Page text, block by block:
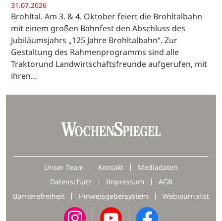
31.07.2026
Brohltal. Am 3. & 4. Oktober feiert die Brohltalbahn
mit einem großen Bahnfest den Abschluss des
Jubiläumsjahrs „125 Jahre Brohltalbahn“. Zur
Gestaltung des Rahmenprogramms sind alle
Traktorund Landwirtschaftsfreunde aufgerufen, mit
ihren…
Unser Team Kontakt
Mediadaten
Datenschutz
Impressum
AGB
Barrierefreiheit
Hinweisgebersystem Webjournalist